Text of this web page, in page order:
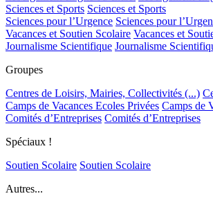
Sciences et Sports Sciences et Sports
Sciences pour l’Urgence Sciences pour
Vacances et Soutien Scolaire Vacances et
Journalisme Scientifique Journalisme
Groupes
Centres de Loisirs, Mairies, Collectivités (...)
Camps de Vacances Ecoles Privées Camps de
Comités d’Entreprises Comités d’Entreprises
Spéciaux !
Soutien Scolaire Soutien Scolaire
Autres...